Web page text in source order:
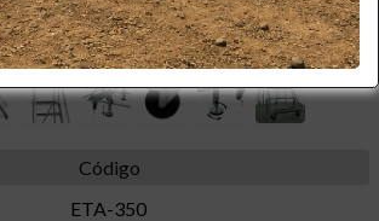
Más Imágenes
Código
ETA-350